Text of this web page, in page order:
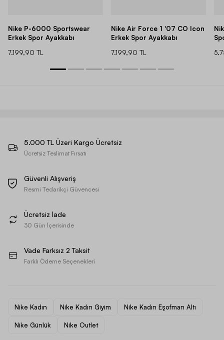
Nike P-6000 Sportswear
Erkek Spor Ayakkabı
7.199,90 TL
Nike Air Force 1 '07 CO Icon
Erkek Spor Ayakkabı
7.199,90 TL
5.000 TL Üzeri Kargo Ücretsiz
Ücretsiz Teslimat Fırsatı
Güvenli Alışveriş
Resmi Tedarikçi Güvencesi
Ücretsiz İade
30 Gün İçerisinde
Vade Farksız 2 Taksit
Farklı Ödeme Seçenekleri
Nike Kadın Nike Kadın Giyim Nike Kadın Eşofman Altı
Nike Günlük Nike Outlet